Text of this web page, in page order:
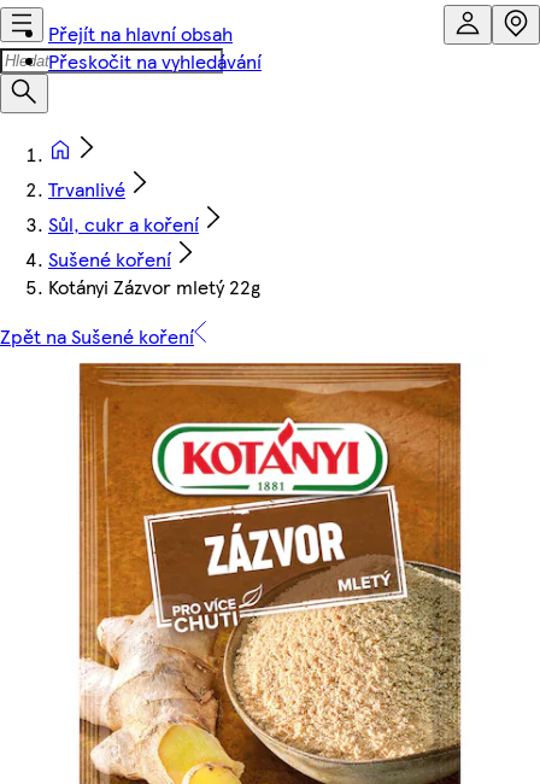
Přejít na hlavní obsah
Přeskočit na vyhledávání
Trvanlivé
Sůl, cukr a koření
Sušené koření
Kotányi Zázvor mletý 22g
Zpět na Sušené koření